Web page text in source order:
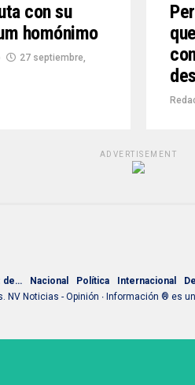
con su
homónimo
27 septiembre,
ADVERTISEMENT
de… Nacional Política Internacional
Noticias - Opinión ∙ Información ® es